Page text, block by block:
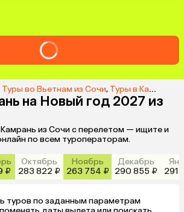
Туры во Вьетнам из Сочи, Туры в Камрань из Сочи
на Новый год 2027 из
из Сочи с перелетом — ищите и
по всем туроператорам.
₽
Октябрь
283 822 ₽
Ноябрь
263 754 ₽
Декабрь
290 855 ₽
291
туров по заданным параметрам